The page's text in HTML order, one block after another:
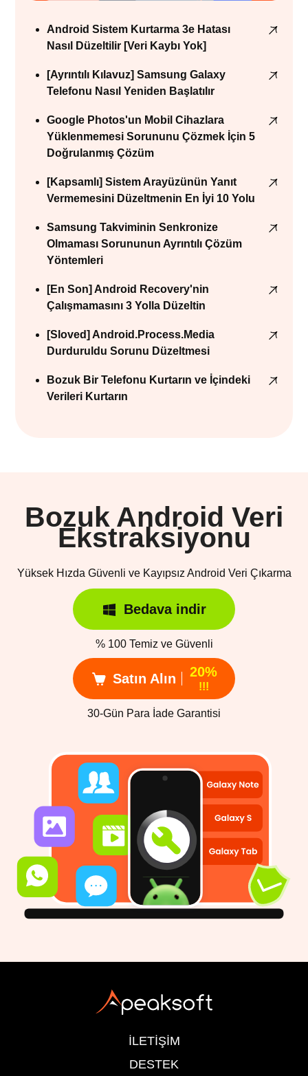
Android Sistem Kurtarma 3e Hatası
Nasıl Düzeltilir [Veri Kaybı Yok]
[Ayrıntılı Kılavuz] Samsung Galaxy
Telefonu Nasıl Yeniden Başlatılır
Google Photos'un Mobil Cihazlara
Yüklenmemesi Sorununu Çözmek İçin 5
Doğrulanmış Çözüm
[Kapsamlı] Sistem Arayüzünün Yanıt
Vermemesini Düzeltmenin En İyi 10 Yolu
Samsung Takviminin Senkronize
Olmaması Sorununun Ayrıntılı Çözüm
Yöntemleri
[En Son] Android Recovery'nin
Çalışmamasını 3 Yolla Düzeltin
[Sloved] Android.Process.Media
Durduruldu Sorunu Düzeltmesi
Bozuk Bir Telefonu Kurtarın ve İçindeki
Verileri Kurtarın
Bozuk Android Veri
Ekstraksiyonu
Yüksek Hızda Güvenli ve Kayıpsız Android Veri Çıkarma
Bedava indir
% 100 Temiz ve Güvenli
Satın Alın 20%
!!!
30-Gün Para İade Garantisi
İLETİŞİM
DESTEK